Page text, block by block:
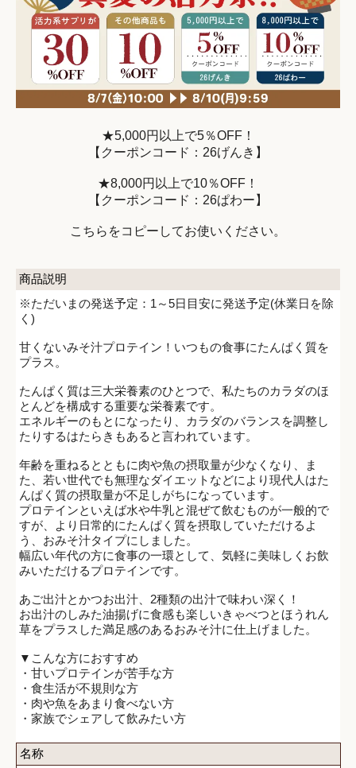
★5,000円以上で5％OFF！
【クーポンコード：26げんき】
★8,000円以上で10％OFF！
【クーポンコード：26ぱわー】
こちらをコピーしてお使いください。
商品説明
※ただいまの発送予定：1～5日目安に発送予定(休業日を除
く)
甘くないみそ汁プロテイン！いつもの食事にたんぱく質を
プラス。
たんぱく質は三大栄養素のひとつで、私たちのカラダのほ
とんどを構成する重要な栄養素です。
エネルギーのもとになったり、カラダのバランスを調整し
たりするはたらきもあると言われています。
年齢を重ねるとともに肉や魚の摂取量が少なくなり、ま
た、若い世代でも無理なダイエットなどにより現代人はた
んぱく質の摂取量が不足しがちになっています。
プロテインといえば水や牛乳と混ぜて飲むものが一般的で
すが、より日常的にたんぱく質を摂取していただけるよ
う、おみそ汁タイプにしました。
幅広い年代の方に食事の一環として、気軽に美味しくお飲
みいただけるプロテインです。
あご出汁とかつお出汁、2種類の出汁で味わい深く！
お出汁のしみた油揚げに食感も楽しいきゃべつとほうれん
草をプラスした満足感のあるおみそ汁に仕上げました。
▼こんな方におすすめ
・甘いプロテインが苦手な方
・食生活が不規則な方
・肉や魚をあまり食べない方
・家族でシェアして飲みたい方
名称